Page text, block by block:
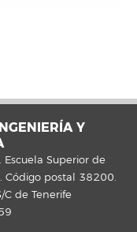
Y
Superior de
Código postal 38200.
C de Tenerife